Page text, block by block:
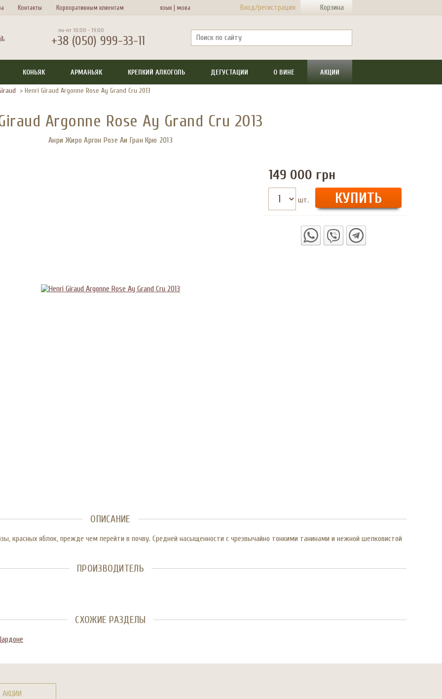
Контакты Корпоративным клиентам язык |мова Вход/регистрация Корзина
пн-пт 10:00 - 19:00
+38 (050) 999-33-11
КОНЬЯК АРМАНЬЯК КРЕПКИЙ АЛКОГОЛЬ ДЕГУСТАЦИИ О ВИНЕ АКЦИИ
> Henri Giraud Argonne Rose Ay Grand Cru 2013
Argonne Rose Ay Grand Cru 2013
Анри Жиро Аргон Розе Аи Гран Крю 2013
149 000 грн
шт.
ОПИСАНИЕ
красных яблок, прежде чем перейти в почву. Средней насыщенности с чрезвычайно тонкими танинами и нежной шелковистой
ПРОИЗВОДИТЕЛЬ
СХОЖИЕ РАЗДЕЛЫ
АКЦИИ